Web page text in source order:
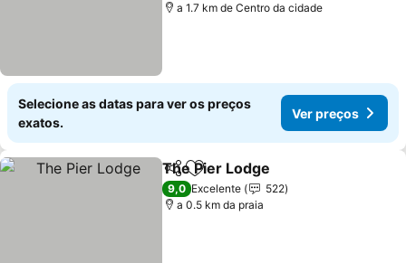
a 1.7 km de Centro da cidade
Selecione as datas para ver os preços
exatos.
Ver preços
PartilharAdicionar aos favoritos
The Pier Lodge
9,0 Excelente
522
a 0.5 km da praia